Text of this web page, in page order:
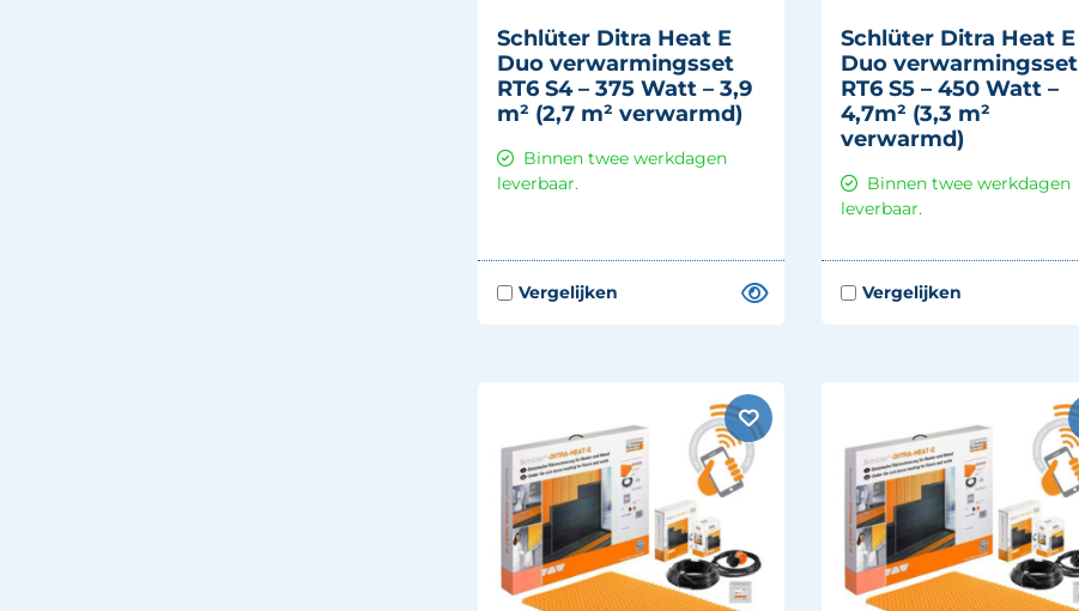
Schlüter Ditra Heat E
Duo verwarmingsset
RT6 S4 – 375 Watt – 3,9
m² (2,7 m² verwarmd)
Binnen twee werkdagen
leverbaar.
Schlüter Ditra Heat E
Duo verwarmingsset
RT6 S5 – 450 Watt –
4,7m² (3,3 m²
verwarmd)
Binnen twee werkdagen
leverbaar.